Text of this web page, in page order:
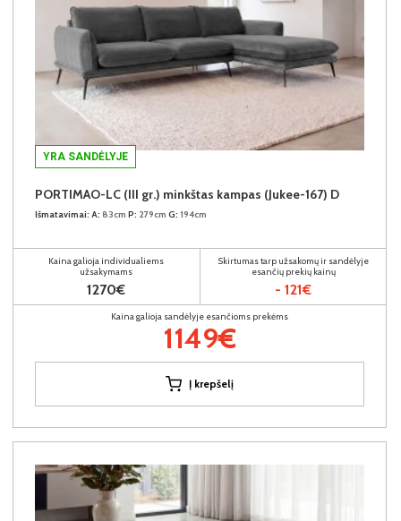
YRA SANDĖLYJE
PORTIMAO-LC (III gr.) minkštas kampas (Jukee-167) D
Išmatavimai: A: 83cm P: 279cm G: 194cm
Kaina galioja individualiems
užsakymams
1270€
Skirtumas tarp užsakomų ir sandėlyje
esančių prekių kainų
- 121€
Kaina galioja sandėlyje esančioms prekėms
1149€
Į krepšelį